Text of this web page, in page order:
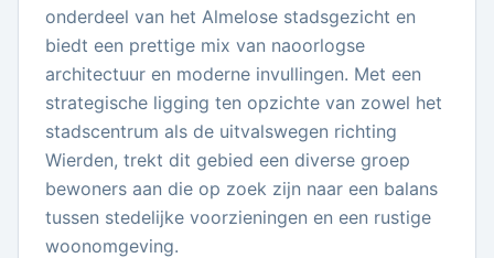
onderdeel van het Almelose stadsgezicht en
biedt een prettige mix van naoorlogse
architectuur en moderne invullingen. Met een
strategische ligging ten opzichte van zowel het
stadscentrum als de uitvalswegen richting
Wierden, trekt dit gebied een diverse groep
bewoners aan die op zoek zijn naar een balans
tussen stedelijke voorzieningen en een rustige
woonomgeving.